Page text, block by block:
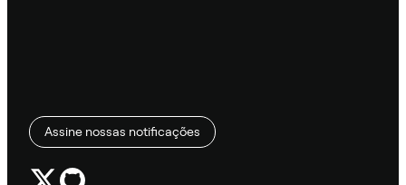
Assine nossas notificações